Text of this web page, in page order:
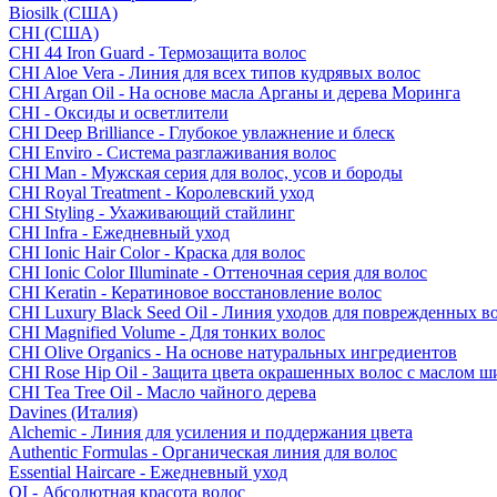
Biosilk (США)
CHI (США)
CHI 44 Iron Guard - Термозащита волос
CHI Aloe Vera - Линия для всех типов кудрявых волос
CHI Argan Oil - На основе масла Арганы и дерева Моринга
CHI - Оксиды и осветлители
CHI Deep Brilliance - Глубокое увлажнение и блеск
CHI Enviro - Система разглаживания волос
CHI Man - Мужская серия для волос, усов и бороды
CHI Royal Treatment - Королевский уход
CHI Styling - Ухаживающий стайлинг
CHI Infra - Ежедневный уход
CHI Ionic Hair Color - Краска для волос
CHI Ionic Color Illuminate - Оттеночная серия для волос
CHI Keratin - Кератиновое восстановление волос
CHI Luxury Black Seed Oil - Линия уходов для поврежденных
CHI Magnified Volume - Для тонких волос
CHI Olive Organics - На основе натуральных ингредиентов
CHI Rose Hip Oil - Защита цвета окрашенных волос с маслом
CHI Tea Tree Oil - Масло чайного дерева
Davines (Италия)
Alchemic - Линия для усиления и поддержания цвета
Authentic Formulas - Органическая линия для волос
Essential Haircare - Eжедневный уход
OI - Абсолютная красота волос